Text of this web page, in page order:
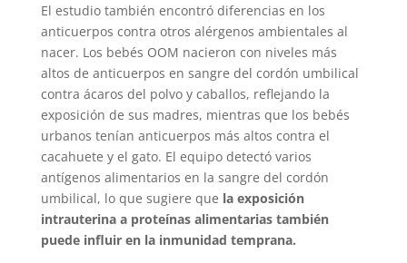
El estudio también encontró diferencias en los
anticuerpos contra otros alérgenos ambientales al
nacer. Los bebés OOM nacieron con niveles más
altos de anticuerpos en sangre del cordón umbilical
contra ácaros del polvo y caballos, reflejando la
exposición de sus madres, mientras que los bebés
urbanos tenían anticuerpos más altos contra el
cacahuete y el gato. El equipo detectó varios
antígenos alimentarios en la sangre del cordón
umbilical, lo que sugiere que la exposición
intrauterina a proteínas alimentarias también
puede influir en la inmunidad temprana.